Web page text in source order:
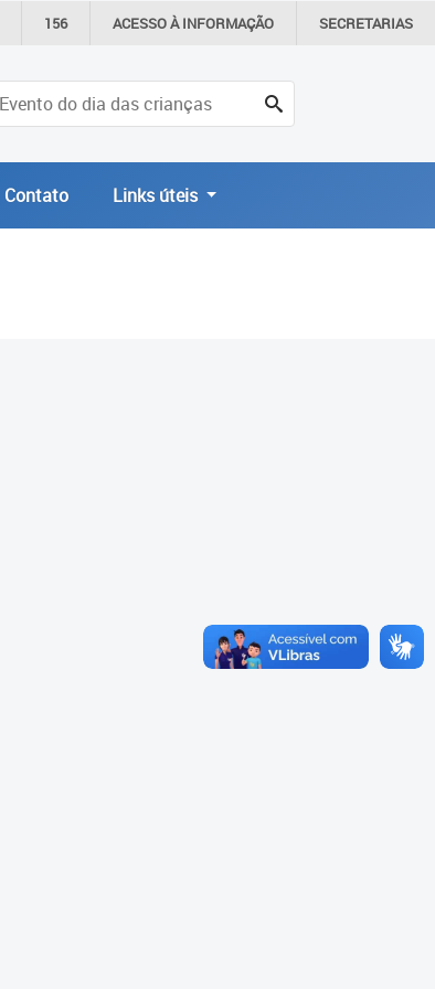
156 ACESSO ÀINFORMAÇÃO SECRETARIAS
Contato Links úteis